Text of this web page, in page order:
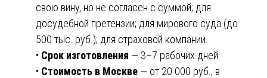
свою вину, но не согласен с суммой; для
досудебной претензии; для мирового суда (до
500 тыс. руб.); для страховой компании.
• Срок изготовления — 3–7 рабочих дней.
• Стоимость в Москве — от 20 000 руб., в